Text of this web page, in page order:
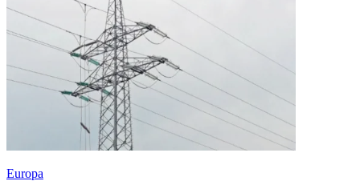
Europa